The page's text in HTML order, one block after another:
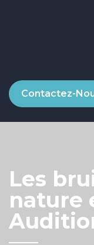
Contactez-
Les
nature